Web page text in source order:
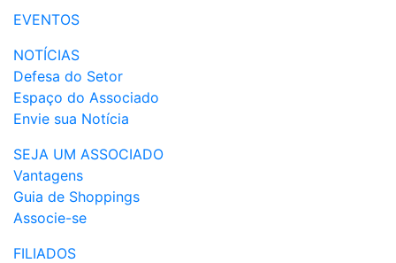
EVENTOS
NOTÍCIAS
Defesa do Setor
Espaço do Associado
Envie sua Notícia
SEJA UM ASSOCIADO
Vantagens
Guia de Shoppings
Associe-se
FILIADOS